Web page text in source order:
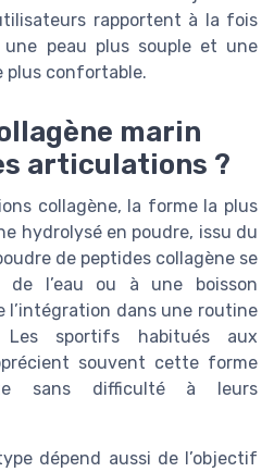
rapportent à la fois
une peau plus souple et une
plus confortable.
marin
articulations ?
collagène, la forme la plus
hydrolysé en poudre, issu du
de peptides collagène se
de l’eau ou à une boisson
l’intégration dans une routine
Les sportifs habitués aux
souvent cette forme
sans difficulté à leurs
dépend aussi de l’objectif